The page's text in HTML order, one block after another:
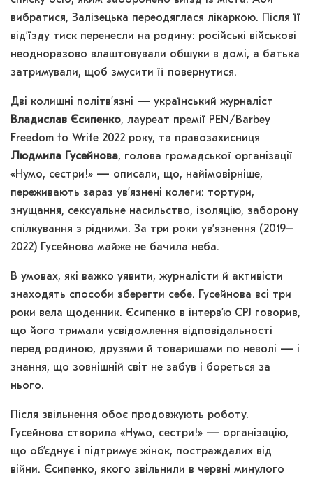
вибратися, Залізецька переодяглася лікаркою. Після її
від’їзду тиск перенесли на родину: російські військові
неодноразово влаштовували обшуки в домі, а батька
затримували, щоб змусити її повернутися.
Дві колишні політв’язні — український журналіст
Владислав Єсипенко, лауреат премії PEN/Barbey
Freedom to Write 2022 року, та правозахисниця
Людмила Гусейнова, голова громадської організації
«Нумо, сестри!» — описали, що, найімовірніше,
переживають зараз ув’язнені колеги: тортури,
знущання, сексуальне насильство, ізоляцію, заборону
спілкування з рідними. За три роки ув’язнення (2019–
2022) Гусейнова майже не бачила неба.
В умовах, які важко уявити, журналісти й активісти
знаходять способи зберегти себе. Гусейнова всі три
роки вела щоденник. Єсипенко в інтерв’ю CPJ говорив,
що його тримали усвідомлення відповідальності
перед родиною, друзями й товаришами по неволі — і
знання, що зовнішній світ не забув і бореться за
нього.
Після звільнення обоє продовжують роботу.
Гусейнова створила «Нумо, сестри!» — організацію,
що об’єднує і підтримує жінок, постраждалих від
війни. Єсипенко, якого звільнили в червні минулого